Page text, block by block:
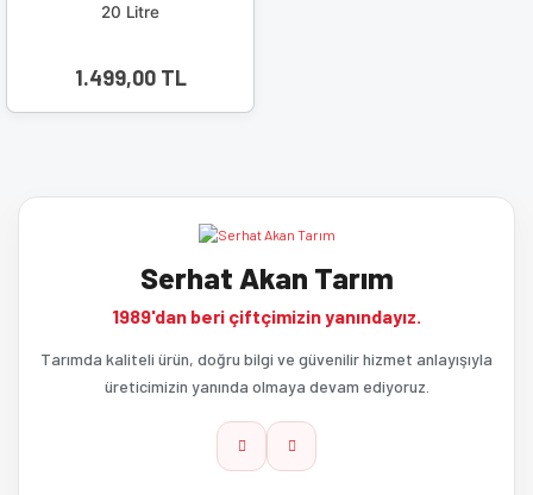
20 Litre
1.499,00 TL
Serhat Akan Tarım
1989'dan beri çiftçimizin yanındayız.
Tarımda kaliteli ürün, doğru bilgi ve güvenilir hizmet anlayışıyla
üreticimizin yanında olmaya devam ediyoruz.